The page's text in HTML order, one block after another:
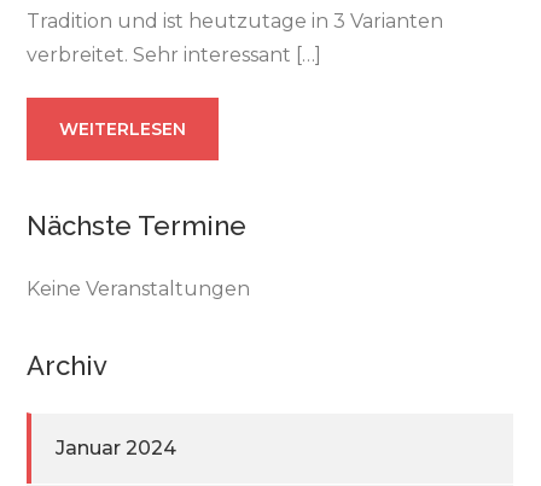
Tradition und ist heutzutage in 3 Varianten
verbreitet. Sehr interessant […]
WEITERLESEN
Nächste Termine
Keine Veranstaltungen
Archiv
Januar 2024